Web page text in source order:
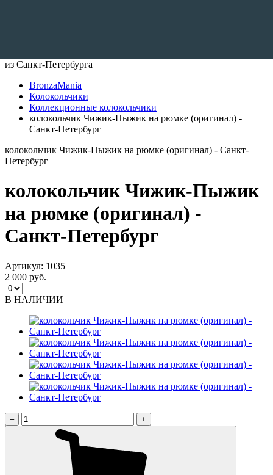
из Санкт-Петербурга
BronzaMania
Колокольчики
Коллекционные колокольчики
колокольчик Чижик-Пыжик на рюмке (оригинал) -
Санкт-Петербург
колокольчик Чижик-Пыжик на рюмке (оригинал) - Санкт-
Петербург
колокольчик Чижик-Пыжик
на рюмке (оригинал) -
Санкт-Петербург
Артикул: 1035
2 000 руб.
В НАЛИЧИИ
– +